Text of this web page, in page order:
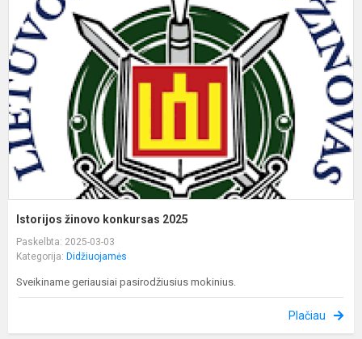
Istorijos žinovo konkursas 2025
Paskelbta: 2025-03-03
Kategorija: Didžiuojamės
Sveikiname geriausiai pasirodžiusius mokinius.
Plačiau